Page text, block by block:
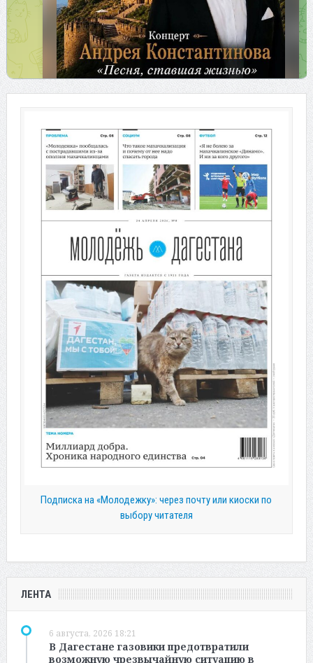
Подписка на «Молодежку»: через почту или киоски по
выбору читателя
ЛЕНТА
6 августа, 2026 18:21
В Дагестане газовики предотвратили
возможную чрезвычайную ситуацию в